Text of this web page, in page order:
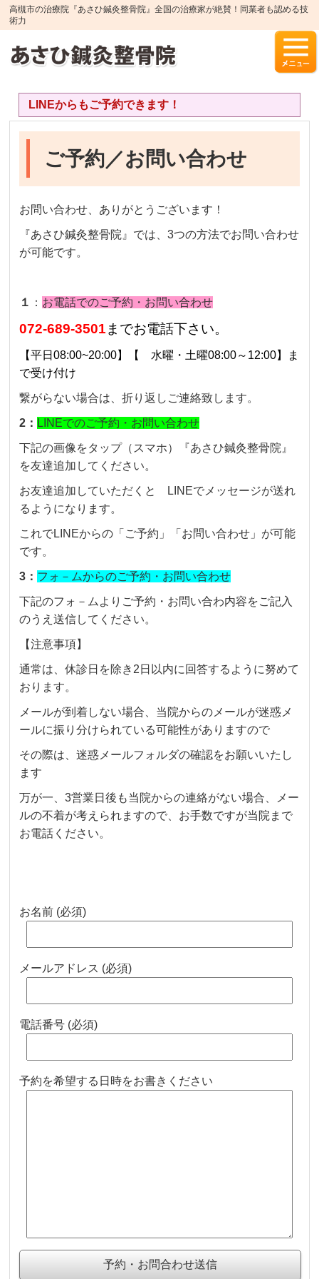
高槻市の治療院『あさひ鍼灸整骨院』全国の治療家が絶賛！同業者も認める技
術力
LINEからもご予約できます！
ご予約／お問い合わせ
お問い合わせ、ありがとうございます！
『あさひ鍼灸整骨院』では、3つの方法でお問い合わせ
が可能です。
１ ： お電話でのご予約・お問い合わせ
072-689-3501 までお電話下さい。
【平日08:00~20:00】【 水曜・土曜08:00～12:00】ま
で受け付け
繋がらない場合は、折り返しご連絡致します。
2： LINEでのご予約・お問い合わせ
下記の画像をタップ（スマホ）『あさひ鍼灸整骨院』
を友達追加してください。
お友達追加していただくと LINEでメッセージが送れ
るようになります。
これでLINEからの「ご予約」「お問い合わせ」が可能
です。
3： フォ－ムからのご予約・お問い合わせ
下記のフォ－ムよりご予約・お問い合わ内容をご記入
のうえ送信してください。
【注意事項】
通常は、休診日を除き2日以内に回答するように努めて
おります。
メールが到着しない場合、当院からのメールが迷惑メ
ールに振り分けられている可能性がありますので
その際は、迷惑メールフォルダの確認をお願いいたし
ます
万が一、3営業日後も当院からの連絡がない場合、メー
ルの不着が考えられますので、お手数ですが当院まで
お電話ください。
お名前 (必須)
メールアドレス (必須)
電話番号 (必須)
予約を希望する日時をお書きください